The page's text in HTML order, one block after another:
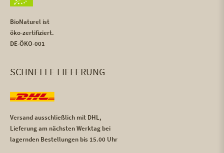
BioNaturel ist
öko-zertifiziert.
DE-ÖKO-001
SCHNELLE LIEFERUNG
Versand ausschließlich mit DHL,
Lieferung am nächsten Werktag bei
lagernden Bestellungen bis 15.00 Uhr